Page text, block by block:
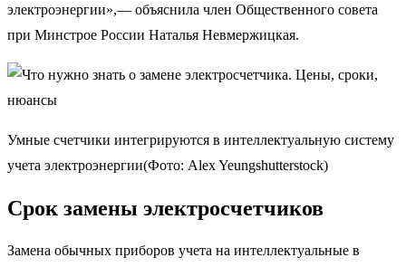
электроэнергии»,— объяснила член Общественного совета
при Минстрое России Наталья Невмержицкая.
Умные счетчики интегрируются в интеллектуальную систему
учета электроэнергии(Фото: Alex Yeungshutterstock)
Срок замены электросчетчиков
Замена обычных приборов учета на интеллектуальные в